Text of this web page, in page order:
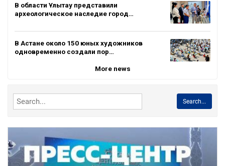
В области Ұлытау представили
археологическое наследие город…
В Астане около 150 юных художников
одновременно создали пор…
More news
Search...